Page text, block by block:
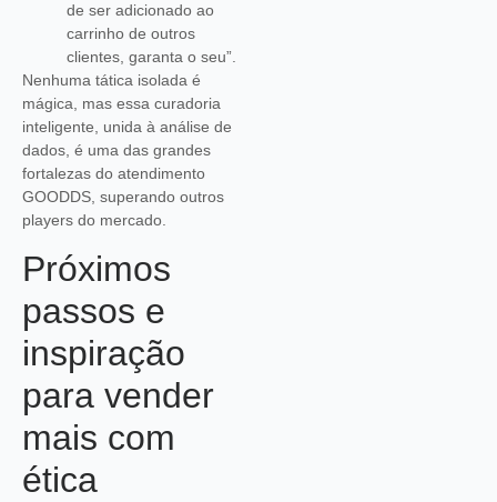
de ser adicionado ao
carrinho de outros
clientes, garanta o seu”.
Nenhuma tática isolada é
mágica, mas essa curadoria
inteligente, unida à análise de
dados, é uma das grandes
fortalezas do atendimento
GOODDS, superando outros
players do mercado.
Próximos
passos e
inspiração
para vender
mais com
ética